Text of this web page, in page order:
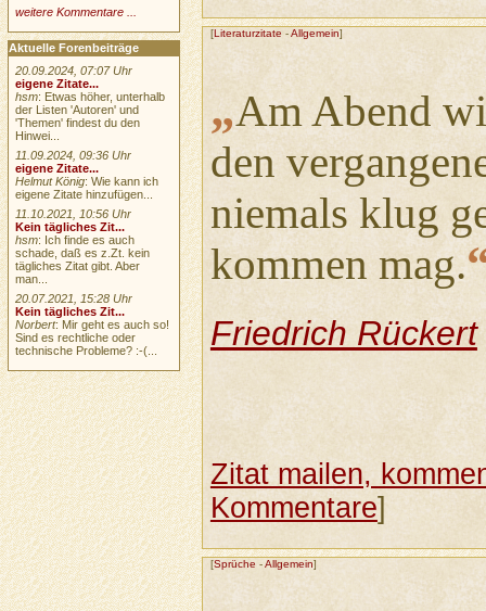
[Literaturzitate -Allgemein]
„Am Abend
den
niemals klug
kommen mag.
Friedrich Rückert
Zitat mailen,
Kommentare]
[Sprüche -Allgemein]
weitere Kommentare ...
Aktuelle Forenbeiträge
20.09.2024, 07:07 Uhr
eigene Zitate...
hsm: Etwas höher, unterhalb
der Listen 'Autoren' und
'Themen' findest du den
Hinwei...
11.09.2024, 09:36 Uhr
eigene Zitate...
Helmut König: Wie kann ich
eigene Zitate hinzufügen...
11.10.2021, 10:56 Uhr
Kein tägliches Zit...
hsm: Ich finde es auch
schade, daß es z.Zt. kein
tägliches Zitat gibt. Aber
man...
20.07.2021, 15:28 Uhr
Kein tägliches Zit...
Norbert: Mir geht es auch so!
Sind es rechtliche oder
technische Probleme? :-(...